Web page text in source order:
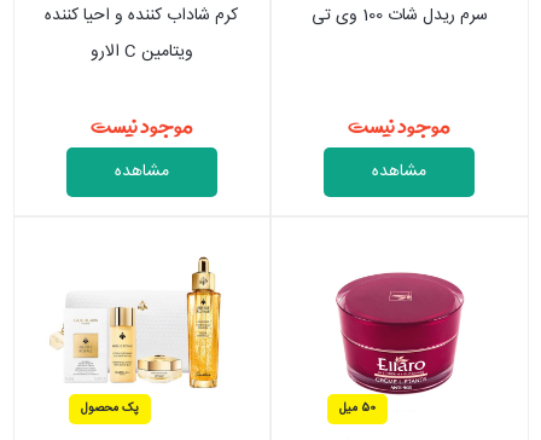
سرم ریدل شات 100 وی تی
موجود نیست
مشاهده
کرم شاداب کننده و احیا کننده
ویتامین C الارو
موجود نیست
مشاهده
50 میل پک محصول